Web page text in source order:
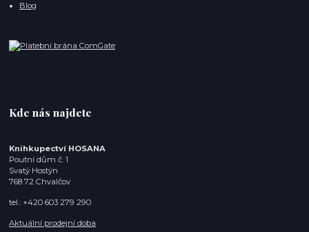
Blog
Kde nás najdete
Knihkupectví HOSANA
Poutní dům č. 1
Svatý Hostýn
768 72 Chvalčov
tel.: +420 603 279 290
Aktuální prodejní doba